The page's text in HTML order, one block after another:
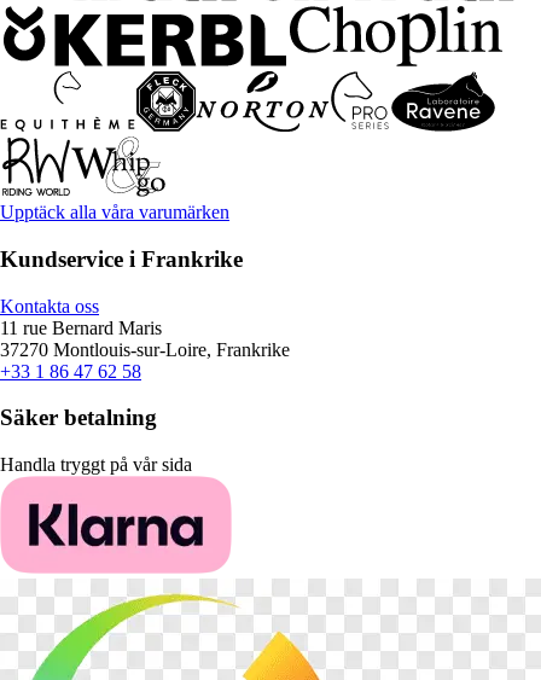
Upptäck alla våra varumärken
Kundservice i Frankrike
Kontakta oss
11 rue Bernard Maris
37270 Montlouis-sur-Loire, Frankrike
+33 1 86 47 62 58
Säker betalning
Handla tryggt på vår sida